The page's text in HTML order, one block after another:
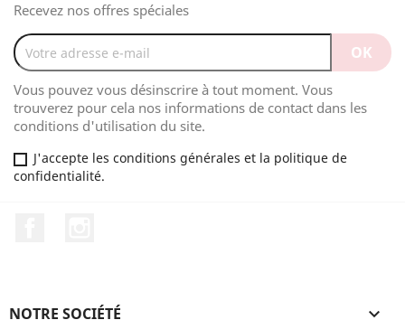
Recevez nos offres spéciales
Vous pouvez vous désinscrire à tout moment. Vous
trouverez pour cela nos informations de contact dans les
conditions d'utilisation du site.
J'accepte les conditions générales et la politique de
confidentialité.
NOTRE SOCIÉTÉ 